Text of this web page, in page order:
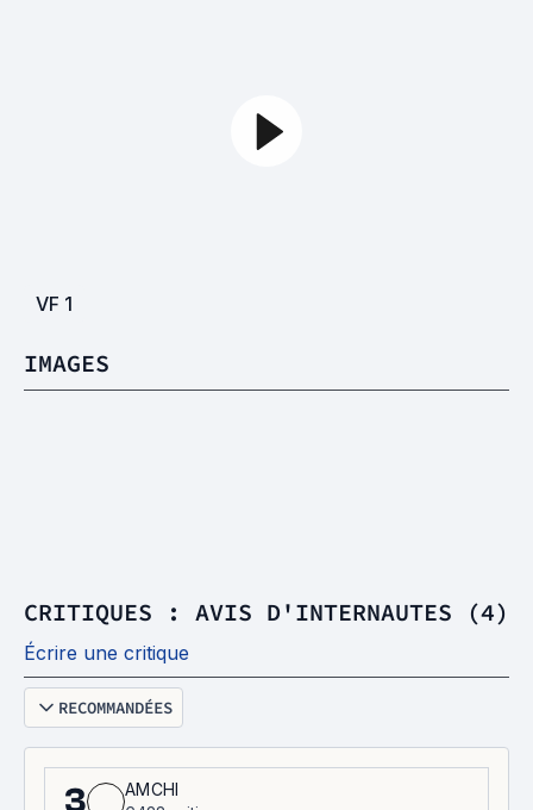
VF 1
IMAGES
CRITIQUES : AVIS D'INTERNAUTES (4)
Écrire une critique
RECOMMANDÉES
3
AMCHI